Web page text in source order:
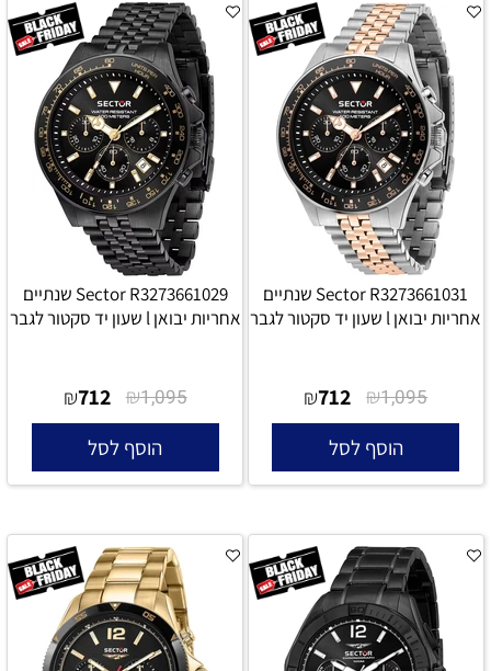
Sector R3273661031 שנתיים
אחריות יבואן l שעון יד סקטור לגבר
₪1,095
₪712
הוסף לסל
Sector R3273661029 שנתיים
אחריות יבואן l שעון יד סקטור לגבר
₪1,095
₪712
הוסף לסל